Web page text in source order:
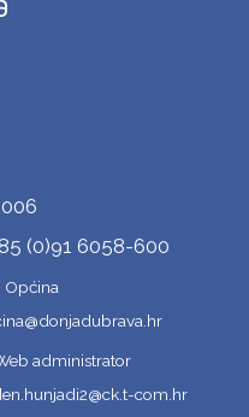
(0)91 6058-600
Općina
administrator
com.hr